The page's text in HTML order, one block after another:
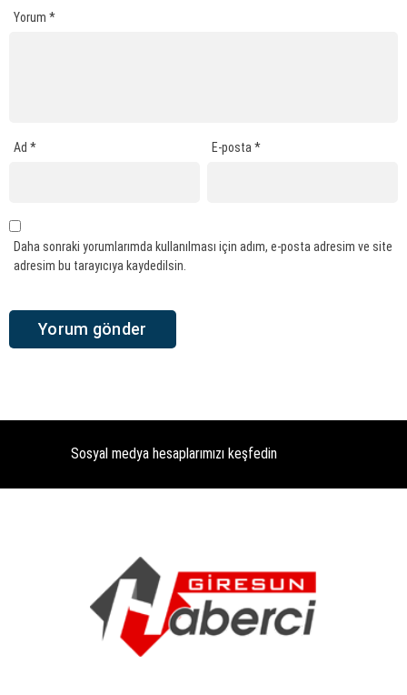
Yorum *
Ad * E-posta*
Daha sonraki yorumlarımda kullanılması için adım, e-posta adresim ve site
adresim bu tarayıcıya kaydedilsin.
Sosyal medya hesaplarımızı keşfedin